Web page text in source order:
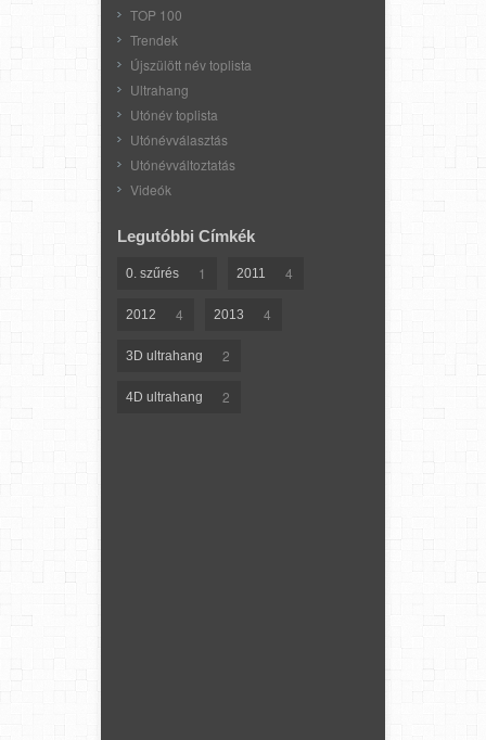
TOP 100
Trendek
Újszülött név toplista
Ultrahang
Utónév toplista
Utónévválasztás
Utónévváltoztatás
Videók
Legutóbbi Címkék
0. szűrés 1 2011 4
2012 4 2013 4
3D ultrahang 2
4D ultrahang 2